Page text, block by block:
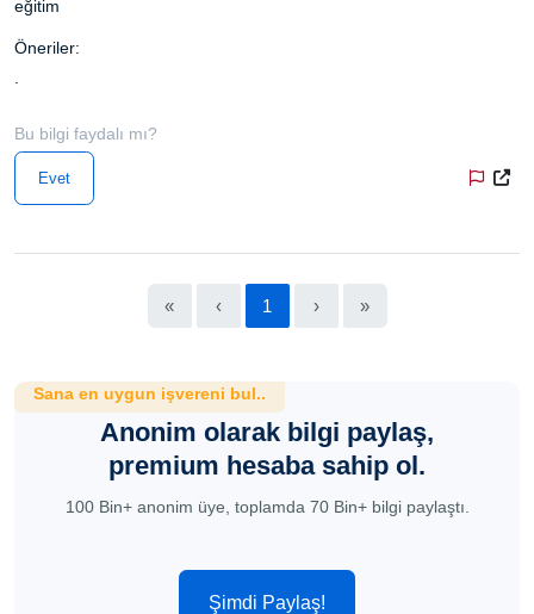
eğitim
Öneriler:
Bu bilgi faydalı mı?
Evet
« ‹ 1 › »
Sana en uygun işvereni bul..
Anonim olarak bilgi paylaş,
premium hesaba sahip ol.
100 Bin+ anonim üye, toplamda 70 Bin+ bilgi paylaştı.
Şimdi Paylaş!